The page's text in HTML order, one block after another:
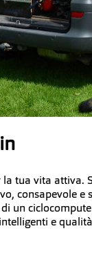
tua vita
consapevole
un
e